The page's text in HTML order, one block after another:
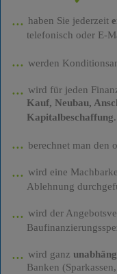
haben Sie jederzeit
telefonisch oder E-
werden
wird für jeden
Kauf, Neubau,
Kapitalbeschaffung.
berechnet man den
wird eine
Ablehnung
wird der
wird ganz
Banken